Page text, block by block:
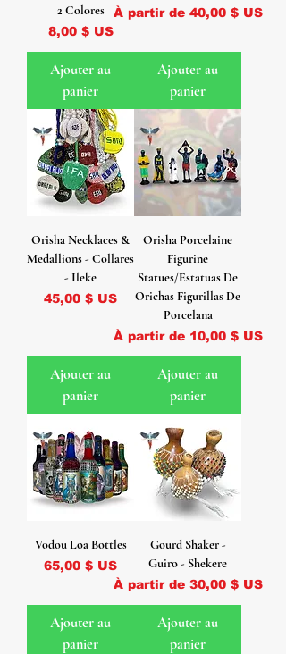
2 Colores
Prix
8,00 $ US
Ajouter au
panier
À partir de 40,00 $ US
Prix promotionnel
Ajouter au
panier
Orisha Necklaces &
Medallions - Collares
- Ileke
Prix
45,00 $ US
Ajouter au
panier
Orisha Porcelaine
Figurine
Statues/Estatuas De
Orichas Figurillas De
Porcelana
À partir de 10,00 $ US
Prix promotionnel
Ajouter au
panier
Vodou Loa Bottles
Prix
65,00 $ US
Ajouter au
panier
Gourd Shaker -
Guiro - Shekere
À partir de 30,00 $ US
Prix promotionnel
Ajouter au
panier